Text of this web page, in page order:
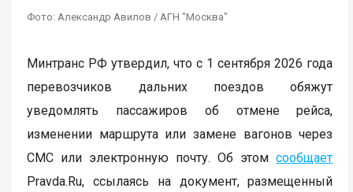
Фото: Александр Авилов / АГН "Москва"
Минтранс РФ утвердил, что с 1 сентября 2026 года
перевозчиков дальних поездов обяжут
уведомлять пассажиров об отмене рейса,
изменении маршрута или замене вагонов через
СМС или электронную почту. Об этомсообщает
Pravda.Ru, ссылаясь на документ, размещенный